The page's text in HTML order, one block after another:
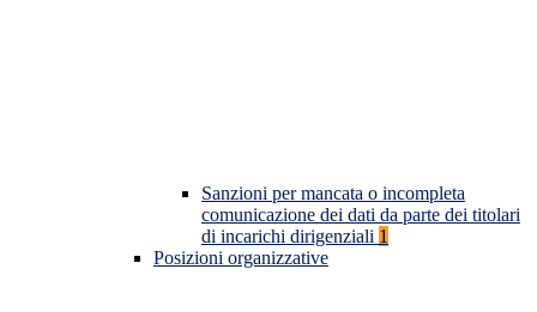
Sanzioni per mancata o incompleta
comunicazione dei dati da parte dei titolari
di incarichi dirigenziali 1
Posizioni organizzative